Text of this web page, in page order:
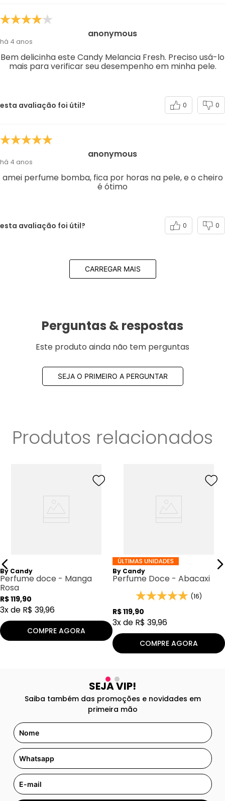
anonymous
há 4 anos
Bem delicinha este Candy Melancia Fresh. Preciso usá-lo
mais para verificar seu desempenho em minha pele.
esta avaliação foi útil? 0 0
anonymous
há 4 anos
amei perfume bomba, fica por horas na pele, e o cheiro
é ótimo
esta avaliação foi útil? 0 0
CARREGAR MAIS
Perguntas & respostas
Este produto ainda não tem perguntas
SEJA O PRIMEIRO A PERGUNTAR
Produtos relacionados
By Candy
Perfume doce - Manga
Rosa
R$119,90
3x de R$ 39,96
COMPRE AGORA
By Candy
Perfume Doce - Abacaxi
(16)
R$119,90
3x de R$ 39,96
COMPRE AGORA
SEJA VIP!
Saiba também das promoções e novidades em
primeira mão